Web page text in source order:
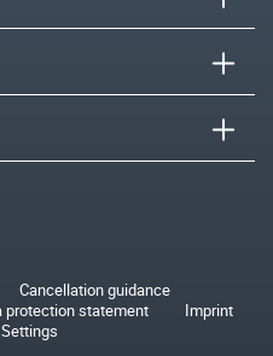
Cancellation guidance
protection statement
Imprint